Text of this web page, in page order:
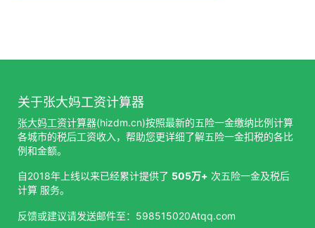
关于张大妈工资计算器
张大妈工资计算器(hizdm.cn)按照最新的五险一金缴纳比例计算
各城市的税后工资收入，帮助您更详细了解五险一金扣税的各比
例和金额。
自2018年上线以来已经累计提供了 505万+ 次五险一金及税后
计算 服务。
反馈或建议请发送邮件至：598515020Atqq.com